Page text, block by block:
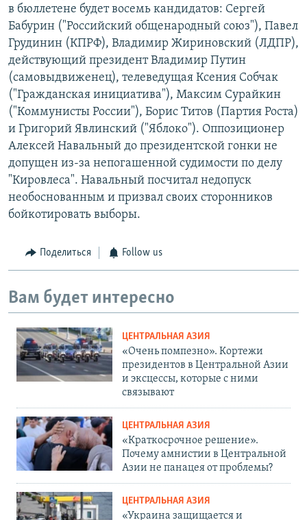
в бюллетене будет восемь кандидатов: Сергей
Бабурин ("Российский общенародный союз"), Павел
Грудинин (КПРФ), Владимир Жириновский (ЛДПР),
действующий президент Владимир Путин
(самовыдвиженец), телеведущая Ксения Собчак
("Гражданская инициатива"), Максим Сурайкин
("Коммунисты России"), Борис Титов (Партия Роста)
и Григорий Явлинский ("Яблоко"). Оппозиционер
Алексей Навальный до президентской гонки не
допущен из-за непогашенной судимости по делу
"Кировлеса". Навальный посчитал недопуск
необоснованным и призвал своих сторонников
бойкотировать выборы.
Поделиться Follow us
Вам будет интересно
ЦЕНТРАЛЬНАЯ АЗИЯ
«Очень помпезно». Кортежи
президентов в Центральной Азии
и эксцессы, которые с ними
связывают
ЦЕНТРАЛЬНАЯ АЗИЯ
«Краткосрочное решение».
Почему амнистии в Центральной
Азии не панацея от проблемы?
ЦЕНТРАЛЬНАЯ АЗИЯ
«Украина защищается и